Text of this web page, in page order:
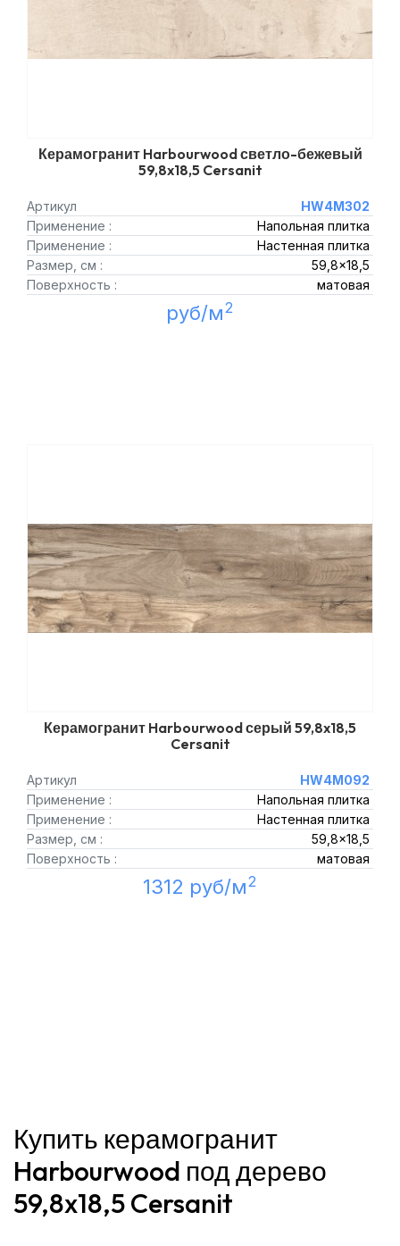
Керамогранит Harbourwood светло-бежевый
59,8x18,5 Cersanit
Артикул
HW4M302
Применение :
Напольная плитка
Применение :
Настенная плитка
Размер, см :
59,8x18,5
Поверхность :
матовая
руб/м2
Керамогранит Harbourwood серый 59,8x18,5
Cersanit
Артикул
HW4M092
Применение :
Напольная плитка
Применение :
Настенная плитка
Размер, см :
59,8x18,5
Поверхность :
матовая
1312 руб/м2
Купить керамогранит
Harbourwood под дерево
59,8x18,5 Cersanit